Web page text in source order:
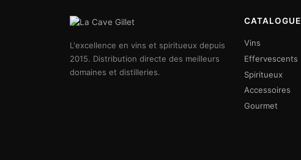
L'excellence en vins et spiritueux depuis
2015. Distribution directe des meilleurs
domaines et distilleries.
CATALOGUE
Vins
Effervescents
Spiritueux
Accessoires
Gourmet